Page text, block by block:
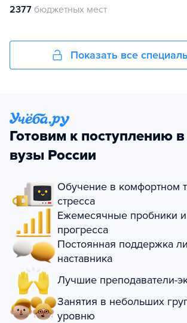
2377 бюджетных мест
Показать все
Готовим к поступлению
вузы России
Обучение в комфортном
стресса
Ежемесячные пробники и
прогресса
Постоянная поддержка
наставника
Лучшие преподаватели-
Занятия в небольших
уровню